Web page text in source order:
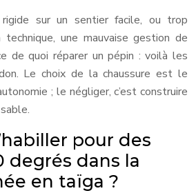
sur un sentier facile, ou trop
une mauvaise gestion de
de quoi réparer un pépin : voilà les
Le choix de la chaussure est le
; le négliger, c’est construire
pour des
degrés dans la
en taïga ?